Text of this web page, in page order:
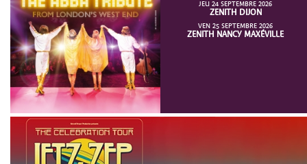
JEU 24 SEPTEMBRE 2026
ZENITH DIJON
VEN 25 SEPTEMBRE 2026
ZENITH NANCY MAXÉVILLE